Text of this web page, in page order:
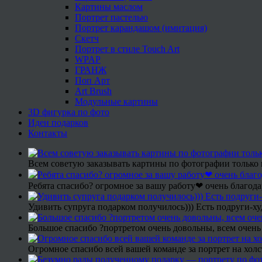
Картины маслом
Портрет пастелью
Портрет карандашом (имитация)
Скетч
Портрет в стиле Touch Art
WPAP
ГРАНЖ
Поп Арт
Art Brush
Модульные картины
3D фигурка по фото
Идеи подарков
Контакты
Всем советую заказывать картины по фотографии только
Ребята спасибо? огромное за вашу работу❤ очень
Удивить супруга подарком получилось))) Есть подруги-
Большое спасибо ?портретом очень довольны, всем
Огромное спасибо всей вашей команде за портрет на